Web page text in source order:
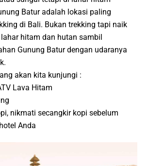
Batur adalah lokasi paling
di Bali. Bukan trekking tapi naik
hitam dan hutan sambil
Gunung Batur dengan udaranya
akan kita kunjungi :
Lava Hitam
nikmati secangkir kopi sebelum
Anda